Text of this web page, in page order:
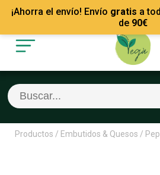
¡Ahorra el envío! Envío gratis a
de 90€
Mis
Mis favoritos
Cerrar
Recetas
Empresas
Contacto
Productos / Embutidos & Quesos /